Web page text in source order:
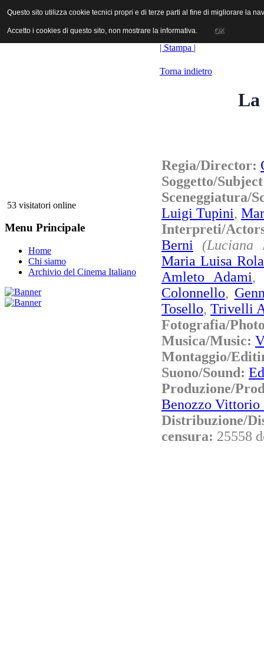
ANICA | Associazione Nazionale Industrie Cinematografiche
53 visitatori online
Menu Principale
Home
Chi siamo
Archivio del Cinema Italiano
| Stampa |
Torna indietro
La
Regia/Director:
Soggetto/
Sceneggiatura/
Luigi Tupini,
Interpreti/
Berni
(Luciana
Maria Luisa
Amleto Adami
Colonnello,
Tosello, Trivelli
Fotografia/
Musica/Music:
Montaggio/
Suono/Sound:
Produzione/
Benozzo Vittorio
Distribuzione/
censura: 25558
Questo sito utilizza cookie tecnici propri e di terze parti al fine di migliorare la
Accetto i cookies di questo sito, non mostrare la informativa. OK
Questo sito utilizza cookie tecnici propri e di terze parti al fine di migliorare la
Accetto i cookies di questo sito, non mostrare la informativa. OK